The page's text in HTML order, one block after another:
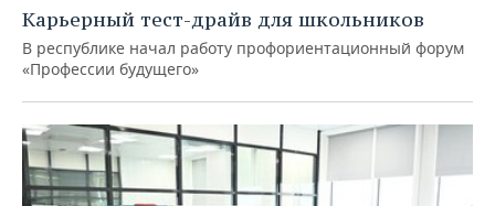
Карьерный тест-драйв для школьников
В республике начал работу профориентационный форум
«Профессии будущего»